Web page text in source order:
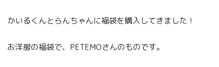
かいるくんとらんちゃんに福袋を購入してきました！
お洋服の福袋で、PETEMOさんのものです。